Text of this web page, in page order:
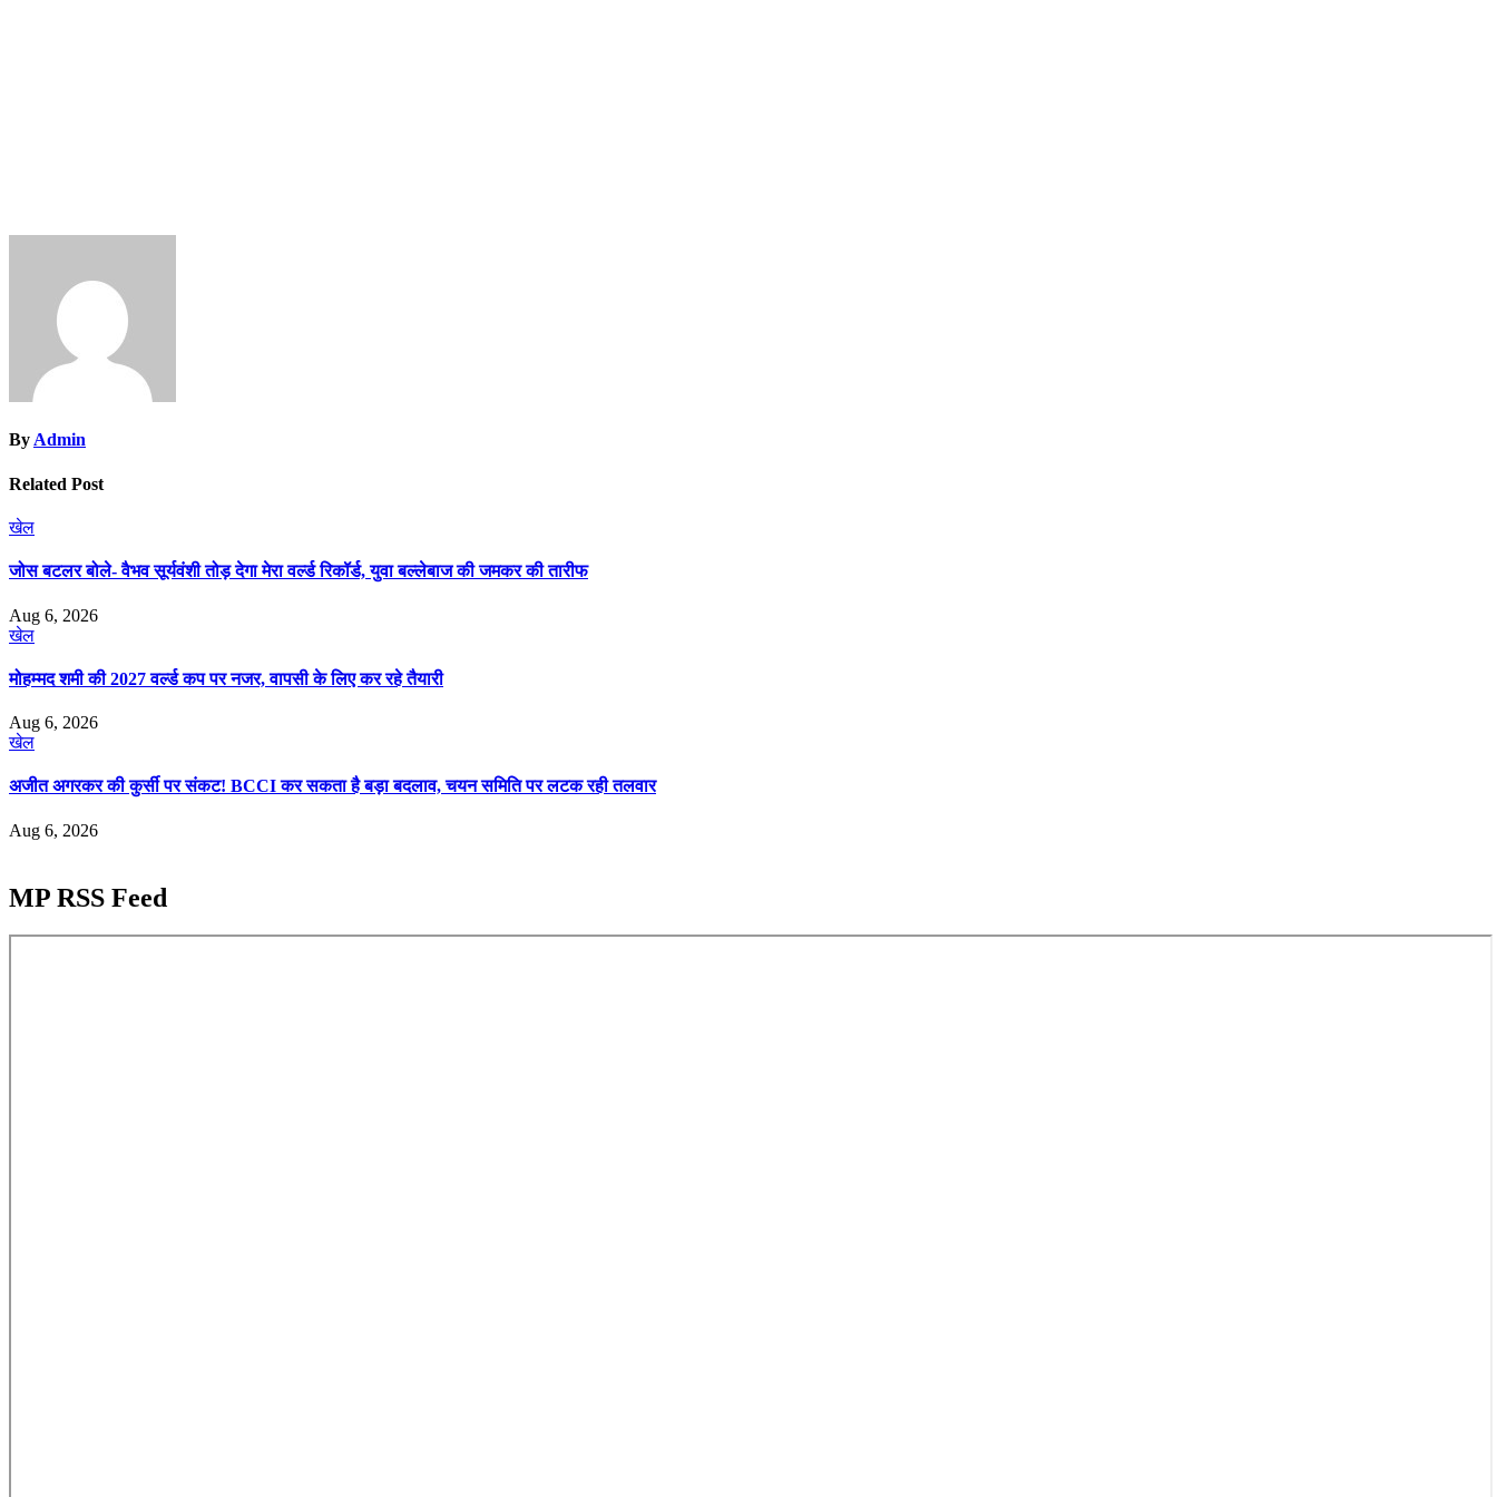
ByAdmin
Related Post
खेल
जोस बटलर बोले- वैभव सूर्यवंशी तोड़ देगा मेरा वर्ल्ड रिकॉर्ड, युवा बल्लेबाज की जमकर की तारीफ
Aug 6, 2026
खेल
मोहम्मद शमी की 2027 वर्ल्ड कप पर नजर, वापसी के लिए कर रहे तैयारी
Aug 6, 2026
खेल
अजीत अगरकर की कुर्सी पर संकट! BCCI कर सकता है बड़ा बदलाव, चयन समिति पर लटक रही तलवार
Aug 6, 2026
MP RSS Feed